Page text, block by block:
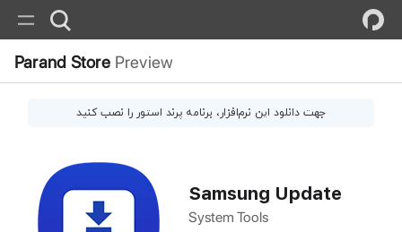
Parand Store Preview
جهت دانلود این نرم‌افزار، برنامه پرند استور را نصب کنید
Samsung Update
System Tools